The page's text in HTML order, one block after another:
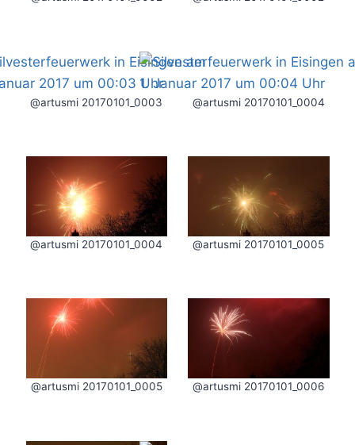
@artusmi 20170101_0003 @artusmi 20170101_0004
@artusmi 20170101_0004 @artusmi 20170101_0005
@artusmi 20170101_0005 @artusmi 20170101_0006